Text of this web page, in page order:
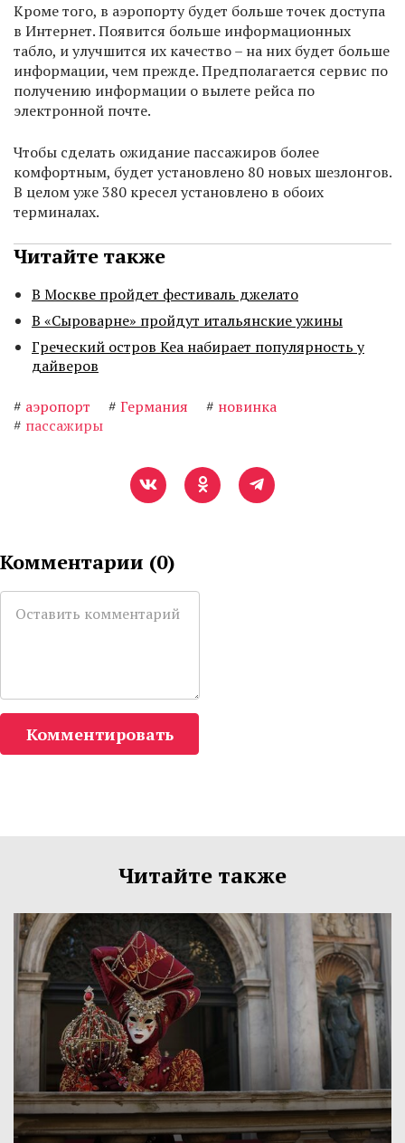
Кроме того, в аэропорту будет больше точек доступа
в Интернет. Появится больше информационных
табло, и улучшится их качество – на них будет больше
информации, чем прежде. Предполагается сервис по
получению информации о вылете рейса по
электронной почте.
Чтобы сделать ожидание пассажиров более
комфортным, будет установлено 80 новых шезлонгов.
В целом уже 380 кресел установлено в обоих
терминалах.
Читайте также
В Москве пройдет фестиваль джелато
В «Сыроварне» пройдут итальянские ужины
Греческий остров Кеа набирает популярность у
дайверов
# аэропорт # Германия # новинка
# пассажиры
Комментарии (0)
Комментировать
Читайте также